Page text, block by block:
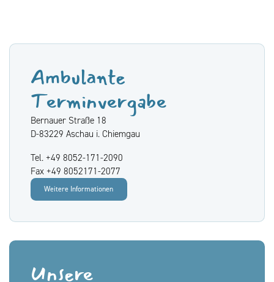
Ambulante
Terminvergabe
Bernauer Straße 18
D-83229 Aschau i. Chiemgau
Tel. +49 8052-171-2090
Fax +49 8052171-2077
Weitere Informationen
Unsere